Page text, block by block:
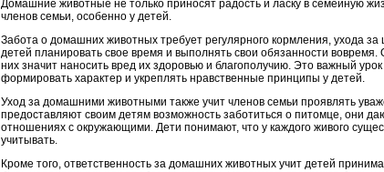
Домашние животные не только приносят радость и ласку в семейную
членов семьи, особенно у детей.
Забота о домашних животных требует регулярного кормления, ухода
детей планировать свое время и выполнять свои обязанности
них значит наносить вред их здоровью и благополучию. Это важный
формировать характер и укреплять нравственные принципы у детей.
Уход за домашними животными также учит членов семьи проявлять
предоставляют своим детям возможность заботиться о питомце, они
отношениях с окружающими. Дети понимают, что у каждого живого
учитывать.
Кроме того, ответственность за домашних животных учит детей